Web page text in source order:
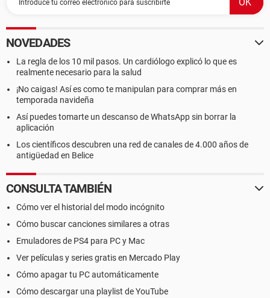
NOVEDADES
La regla de los 10 mil pasos. Un cardiólogo explicó lo que es
realmente necesario para la salud
¡No caigas! Así es como te manipulan para comprar más en
temporada navideña
Así puedes tomarte un descanso de WhatsApp sin borrar la
aplicación
Los científicos descubren una red de canales de 4.000 años de
antigüedad en Belice
CONSULTA TAMBIÉN
Cómo ver el historial del modo incógnito
Cómo buscar canciones similares a otras
Emuladores de PS4 para PC y Mac
Ver películas y series gratis en Mercado Play
Cómo apagar tu PC automáticamente
Cómo descargar una playlist de YouTube